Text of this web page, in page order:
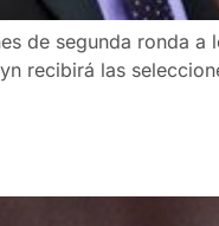
de segunda ronda a
recibirá las